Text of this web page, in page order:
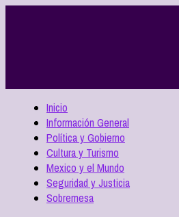
Inicio
Información General
Política y Gobierno
Cultura y Turismo
Mexico y el Mundo
Seguridad y Justicia
Sobremesa